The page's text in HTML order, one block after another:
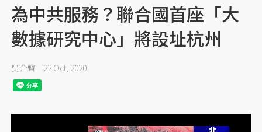
為中共服務？聯合國首座「大
數據研究中心」將設址杭州
吳介聲 22 Oct, 2020